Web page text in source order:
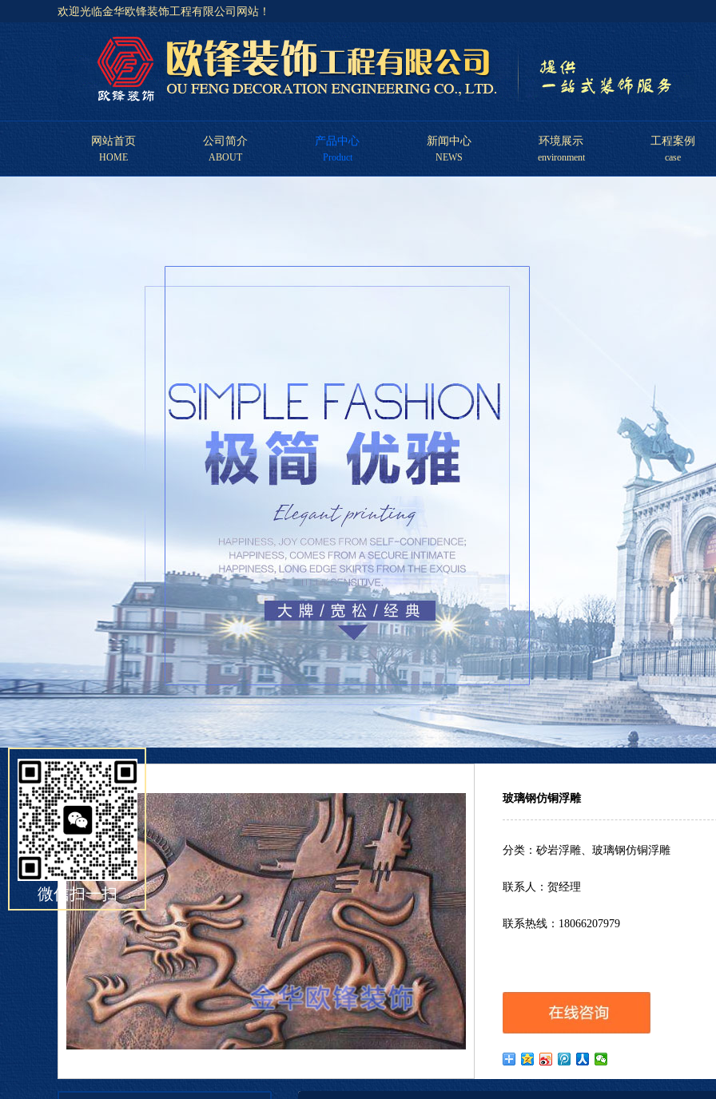
欢迎光临金华欧锋装饰工程有限公司网站！
网站首页
HOME
公司简介
ABOUT
产品中心
Product
新闻中心
NEWS
环境展示
environment
工程案例
case
玻璃钢仿铜浮雕
分类：砂岩浮雕、玻璃钢仿铜浮雕
联系人：贺经理
联系热线：18066207979
微信扫一扫